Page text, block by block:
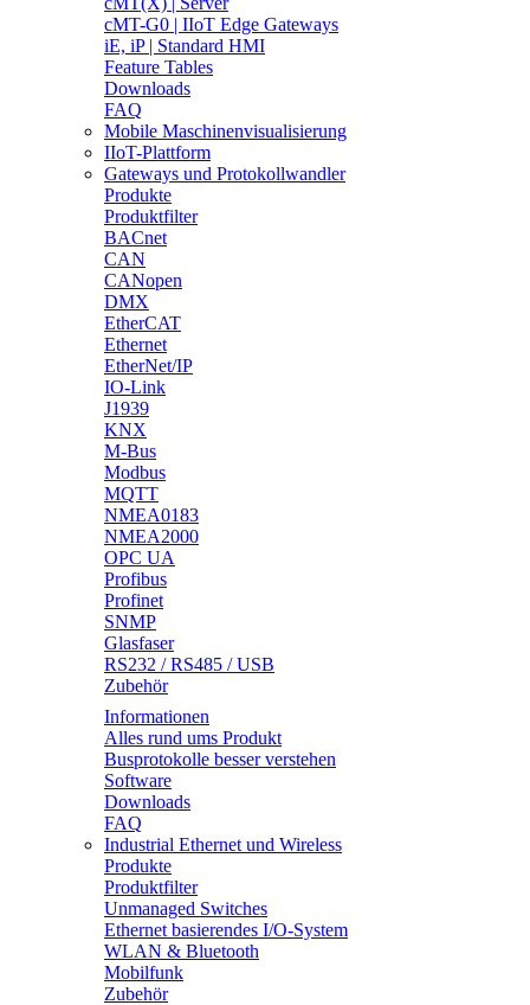
cMT-G0 | IIoT Edge Gateways
iE, iP | Standard HMI
Feature Tables
Downloads
FAQ
Mobile Maschinenvisualisierung
IIoT-Plattform
Gateways und Protokollwandler
Produkte
Produktfilter
BACnet
CAN
CANopen
DMX
EtherCAT
Ethernet
EtherNet/IP
IO-Link
J1939
KNX
M-Bus
Modbus
MQTT
NMEA0183
NMEA2000
OPC UA
Profibus
Profinet
SNMP
Glasfaser
RS232 / RS485 / USB
Zubehör
Informationen
Alles rund ums Produkt
Busprotokolle besser verstehen
Software
Downloads
FAQ
Industrial Ethernet und Wireless
Produkte
Produktfilter
Unmanaged Switches
Ethernet basierendes I/O-System
WLAN & Bluetooth
Mobilfunk
Zubehör